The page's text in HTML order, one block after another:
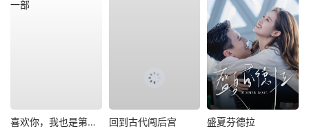
喜欢你，我也是第一部 回到古代闯后宫 盛夏芬德拉